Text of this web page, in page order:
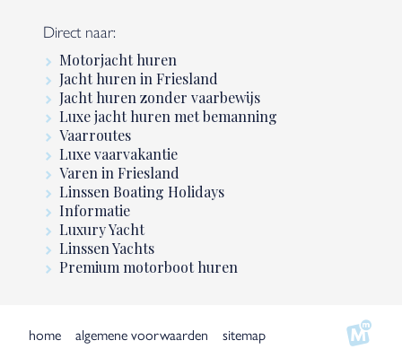
Direct naar:
Motorjacht huren
Jacht huren in Friesland
Jacht huren zonder vaarbewijs
Luxe jacht huren met bemanning
Vaarroutes
Luxe vaarvakantie
Varen in Friesland
Linssen Boating Holidays
Informatie
Luxury Yacht
Linssen Yachts
Premium motorboot huren
home algemene voorwaarden sitemap